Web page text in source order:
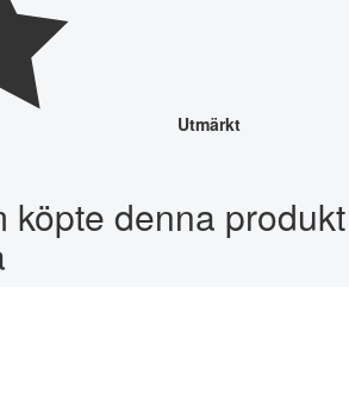
Utmärkt
köpte denna produkt